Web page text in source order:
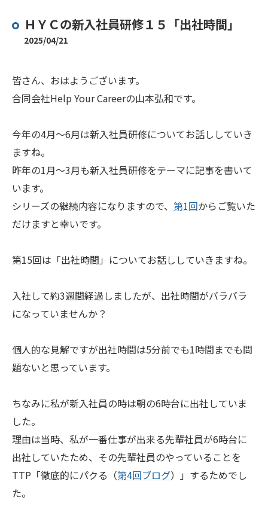
ＨＹＣの新入社員研修１５「出社時間」
2025/04/21
皆さん、おはようございます。
合同会社Help Your Careerの山本弘和です。
今年の4月～6月は新入社員研修についてお話ししていき
ますね。
昨年の1月～3月も新入社員研修をテーマに記事を書いて
います。
シリーズの継続内容になりますので、 第1回からご覧いた
だけますと幸いです。
第15回は「出社時間」についてお話ししていきますね。
入社して約3週間経過しましたが、出社時間がバラバラ
になっていませんか？
個人的な見解ですが出社時間は5分前でも1時間までも問
題ないと思っています。
ちなみに私が新入社員の時は朝の6時台に出社していま
した。
理由は当時、私が一番仕事が出来る先輩社員が6時台に
出社していたため、その先輩社員のやっていることを
TTP「徹底的にパクる（第4回ブログ）」するためでし
た。